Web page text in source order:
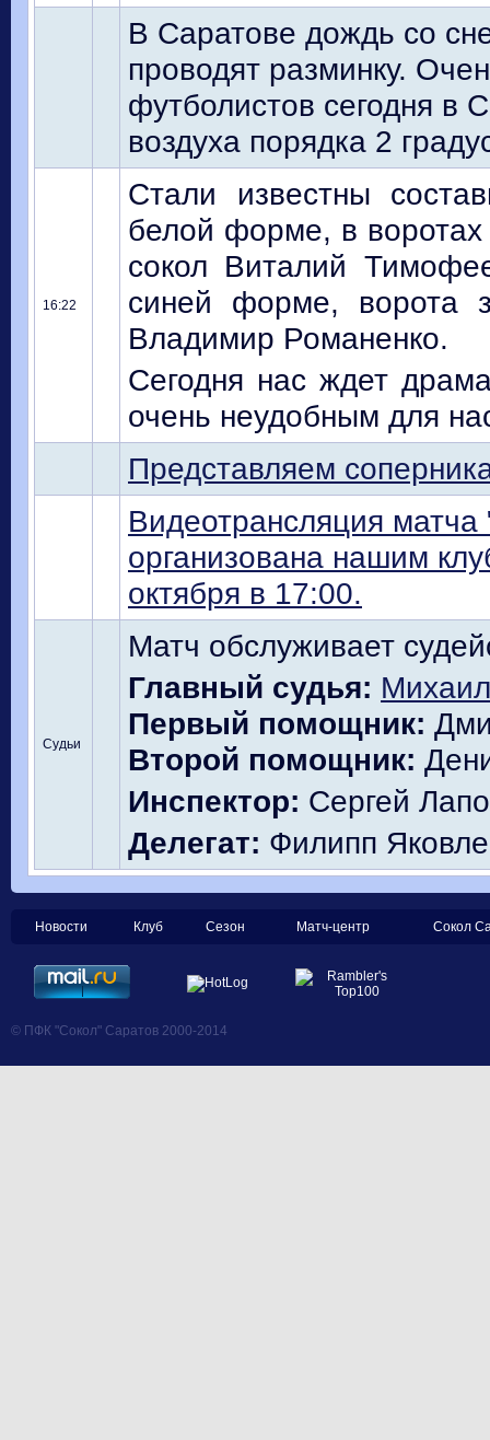
В Саратове дождь со
проводят разминку.
футболистов сегодня в
воздуха порядка 2
16:22
Стали известны
белой форме, в воротах
сокол Виталий
синей форме, ворота
Владимир Романенко.
Сегодня нас ждет
очень неудобным для
Представляем
Видеотрансляция
организована нашим
октября в 17:00.
Судьи
Матч обслуживает
Главный судья:
Первый помощник:
Второй помощник:
Инспектор: Сергей
Делегат: Филипп
Новости Клуб Сезон Матч-центр Сокол
© ПФК "Сокол" Саратов 2000-2014